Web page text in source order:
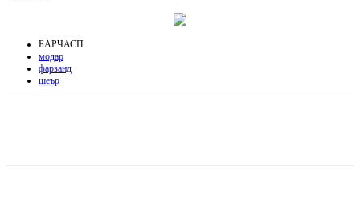
БАРЧАСП
модар
фарзанд
шеър